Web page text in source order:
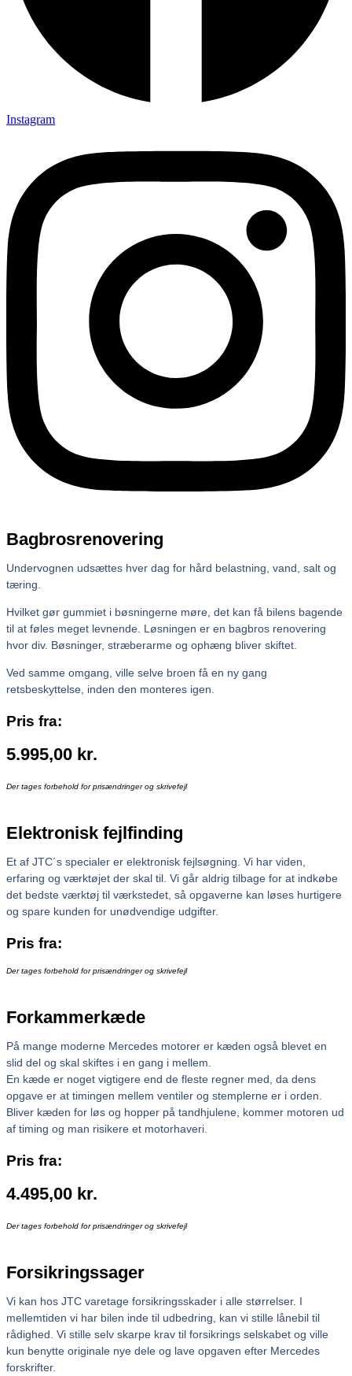
Instagram
Bagbrosrenovering
Undervognen udsættes hver dag for hård belastning, vand, salt og
tæring.
Hvilket gør gummiet i bøsningerne møre, det kan få bilens bagende
til at føles meget levnende. Løsningen er en bagbros renovering
hvor div. Bøsninger, stræberarme og ophæng bliver skiftet.
Ved samme omgang, ville selve broen få en ny gang
retsbeskyttelse, inden den monteres igen.
Pris fra:
5.995,00 kr.
Der tages forbehold for prisændringer og skrivefejl
Elektronisk fejlfinding
Et af JTC´s specialer er elektronisk fejlsøgning. Vi har viden,
erfaring og værktøjet der skal til. Vi går aldrig tilbage for at indkøbe
det bedste værktøj til værkstedet, så opgaverne kan løses hurtigere
og spare kunden for unødvendige udgifter.
Pris fra:
Der tages forbehold for prisændringer og skrivefejl
Forkammerkæde
På mange moderne Mercedes motorer er kæden også blevet en
slid del og skal skiftes i en gang i mellem.
En kæde er noget vigtigere end de fleste regner med, da dens
opgave er at timingen mellem ventiler og stemplerne er i orden.
Bliver kæden for løs og hopper på tandhjulene, kommer motoren ud
af timing og man risikere et motorhaveri.
Pris fra:
4.495,00 kr.
Der tages forbehold for prisændringer og skrivefejl
Forsikringssager
Vi kan hos JTC varetage forsikringsskader i alle størrelser. I
mellemtiden vi har bilen inde til udbedring, kan vi stille lånebil til
rådighed. Vi stille selv skarpe krav til forsikrings selskabet og ville
kun benytte originale nye dele og lave opgaven efter Mercedes
forskrifter.